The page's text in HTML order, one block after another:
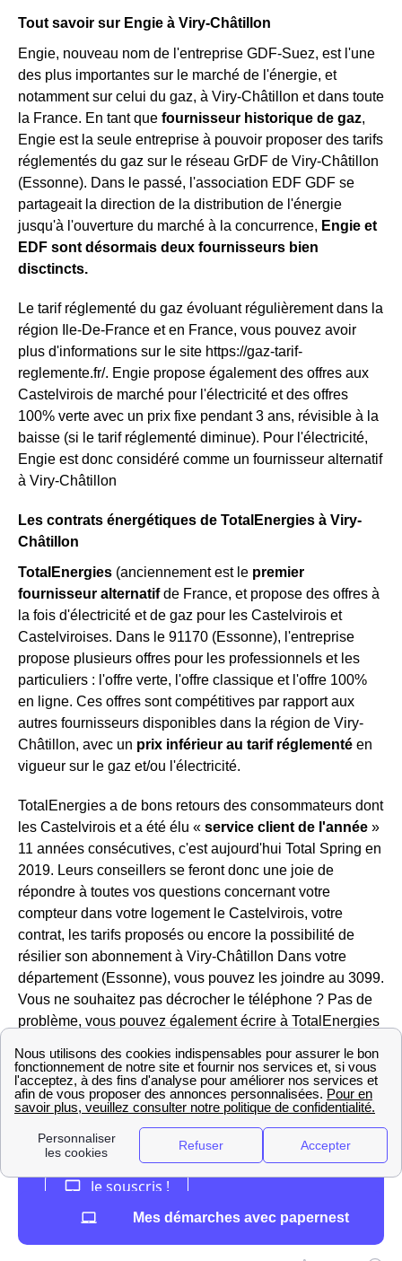
Tout savoir sur Engie à Viry-Châtillon
Engie, nouveau nom de l'entreprise GDF-Suez, est l'une
des plus importantes sur le marché de l'énergie, et
notamment sur celui du gaz, à Viry-Châtillon et dans toute
la France. En tant que fournisseur historique de gaz,
Engie est la seule entreprise à pouvoir proposer des tarifs
réglementés du gaz sur le réseau GrDF de Viry-Châtillon
(Essonne). Dans le passé, l'association EDF GDF se
partageait la direction de la distribution de l'énergie
jusqu'à l'ouverture du marché à la concurrence, Engie et
EDF sont désormais deux fournisseurs bien
disctincts.
Le tarif réglementé du gaz évoluant régulièrement dans la
région Ile-De-France et en France, vous pouvez avoir
plus d'informations sur le site https://gaz-tarif-
reglemente.fr/. Engie propose également des offres aux
Castelvirois de marché pour l'électricité et des offres
100% verte avec un prix fixe pendant 3 ans, révisible à la
baisse (si le tarif réglementé diminue). Pour l'électricité,
Engie est donc considéré comme un fournisseur alternatif
à Viry-Châtillon
Les contrats énergétiques de TotalEnergies à Viry-
Châtillon
TotalEnergies (anciennement est le premier
fournisseur alternatifde France, et propose des offres à
la fois d'électricité et de gaz pour les Castelvirois et
Castelviroises. Dans le 91170 (Essonne), l'entreprise
propose plusieurs offres pour les professionnels et les
particuliers : l'offre verte, l'offre classique et l'offre 100%
en ligne. Ces offres sont compétitives par rapport aux
autres fournisseurs disponibles dans la région de Viry-
Châtillon, avec un prix inférieur au tarif réglementé en
vigueur sur le gaz et/ou l'électricité.
TotalEnergies a de bons retours des consommateurs dont
les Castelvirois et a été élu « service client de l'année »
11 années consécutives, c'est aujourd'hui Total Spring en
2019. Leurs conseillers se feront donc une joie de
répondre à toutes vos questions concernant votre
compteur dans votre logement le Castelvirois, votre
contrat, les tarifs proposés ou encore la possibilité de
résilier son abonnement à Viry-Châtillon Dans votre
département (Essonne), vous pouvez les joindre au 3099.
Vous ne souhaitez pas décrocher le téléphone ? Pas de
problème, vous pouvez également écrire à TotalEnergies
Mes démarches avec papernest